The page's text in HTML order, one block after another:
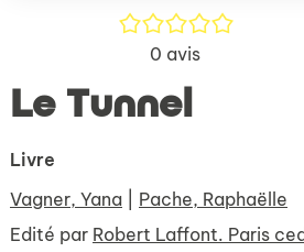
/5
0 avis
Le Tunnel
Livre
Vagner, Yana
Pache, Raphaëlle
Edité par Robert Laffont. Paris